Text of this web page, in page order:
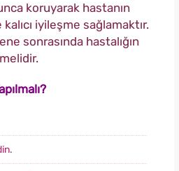
koruyarak hastanın
iyileşme sağlamaktır.
sonrasında hastalığın